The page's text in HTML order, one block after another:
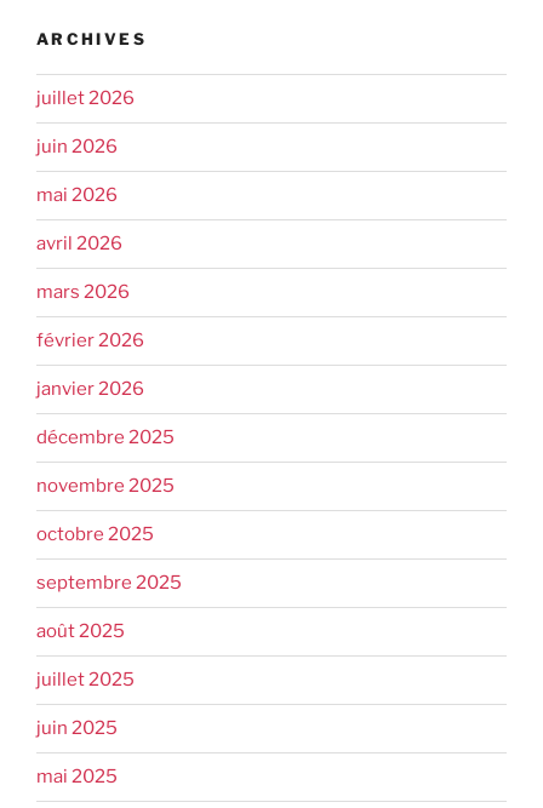
ARCHIVES
juillet 2026
juin 2026
mai 2026
avril 2026
mars 2026
février 2026
janvier 2026
décembre 2025
novembre 2025
octobre 2025
septembre 2025
août 2025
juillet 2025
juin 2025
mai 2025